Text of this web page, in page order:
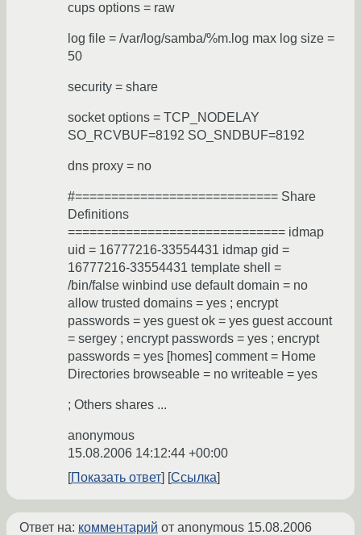
cups options = raw
log file = /var/log/samba/%m.log max log size =
50
security = share
socket options = TCP_NODELAY
SO_RCVBUF=8192 SO_SNDBUF=8192
dns proxy = no
#============================ Share
Definitions
============================== idmap
uid = 16777216-33554431 idmap gid =
16777216-33554431 template shell =
/bin/false winbind use default domain = no
allow trusted domains = yes ; encrypt
passwords = yes guest ok = yes guest account
= sergey ; encrypt passwords = yes ; encrypt
passwords = yes [homes] comment = Home
Directories browseable = no writeable = yes
; Others shares ...
anonymous
15.08.2006 14:12:44 +00:00
Показать ответ
Ссылка
Ответ на: комментарий от anonymous 15.08.2006